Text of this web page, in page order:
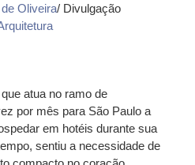
Oliveira/ Divulgação
atua no ramo de
por mês para São Paulo a
em hotéis durante sua
sentiu a necessidade de